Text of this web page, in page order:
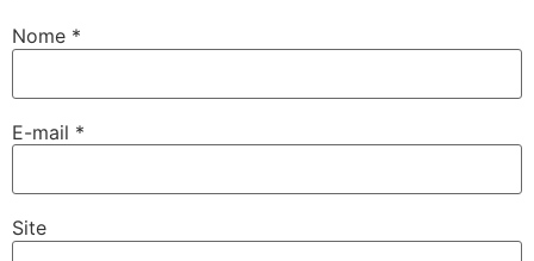
Nome *
E-mail *
Site